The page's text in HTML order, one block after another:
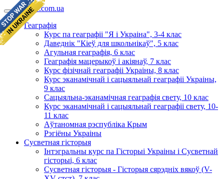
geomap.com.ua
Геаграфія
Курс па геаграфіі "Я і Украіна", 3-4 клас
Даведнік "Кіеў для школьнікаў", 5 клас
Агульная геаграфія, 6 клас
Геаграфія мацерыкоў і акіянаў, 7 клас
Курс фізічнай геаграфіі Украіны, 8 клас
Курс эканамічнай і сацыяльнай геаграфіі Украіны,
9 клас
Сацыяльна-эканамічная геаграфія свету, 10 клас
Курс эканамічнай і сацыяльнай геаграфіі свету, 10-
11 клас
Аўтаномная рэспубліка Крым
Рэгіёны Украіны
Сусветная гісторыя
Інтэгральны курс па Гісторыі Украіны і Сусветнай
гісторыі, 6 клас
Сусветная гісторыя - Гісторыя сярэдніх вякоў (V-